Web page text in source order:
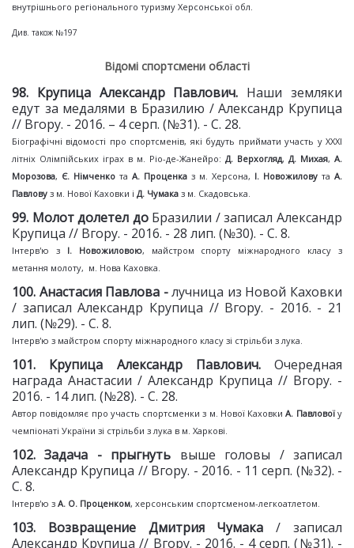
внутрішнього регіонального туризму Херсонської обл.
Див. також №197
Відомі спортсмени області
98. Крупица Александр Павлович. Наши земляки
едут за медалями в Бразилию / Александр Крупица
// Вгору. - 2016. – 4 серп. (№31). - С. 28.
Біографічні відомості про спортсменів, які будуть приймати участь у XXXI
літніх Олімпійських іграх в м. Ріо-де-Жанейро: Д. Верхогляд, Д. Михая, А.
Морозова, Є. Німченко та А. Проценка з м. Херсона, І. Новожилову та А.
Павлову з м. Нової Каховки і Д. Чумака з м. Скадовська.
99. Молот долетел доБразилии / записал Александр
Крупица // Вгору. - 2016. - 28 лип. (№30). - С. 8.
Інтерв'ю з І. Новожиловою, майстром спорту міжнародного класу з
метання молоту, м. Нова Каховка.
100. Анастасия Павлова -лучница из Новой Каховки
/ записал Александр Крупица // Вгору. - 2016. - 21
лип. (№29). - С. 8.
Інтерв'ю з майстром спорту міжнародного класу зі стрільби з лука.
101. Крупица Александр Павлович. Очередная
награда Анастасии / Александр Крупица // Вгору. -
2016. - 14 лип. (№28). - С. 28.
Автор повідомляє про участь спортсменки з м. Нової КаховкиА. Павловоїу
чемпіонаті України зі стрільби з лука в м. Харкові.
102. Задача - прыгнуть выше головы / записал
Александр Крупица // Вгору. - 2016. - 11 серп. (№32). -
С. 8.
Інтерв'ю з А. О. Проценком, херсонським спортсменом-легкоатлетом.
103. Возвращение Дмитрия Чумака / записал
Александр Крупица // Вгору. - 2016. - 4 серп. (№31). -